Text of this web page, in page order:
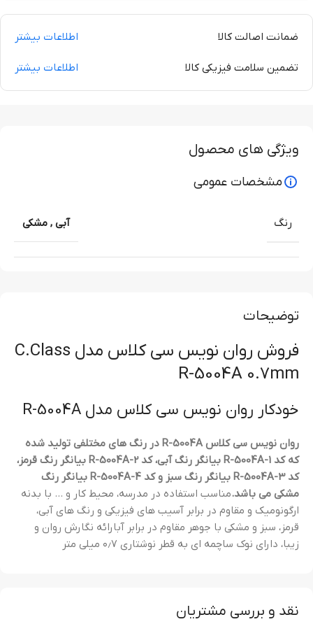
ضمانت اصالت کالا اطلاعات بیشتر
تضمین سلامت فیزیکی کالا اطلاعات بیشتر
توضیحات
فروش روان نویس سی کلاس مدل C.Class
R-5004A 0.7mm
خودکار روان نویس سی کلاس مدل R-5004A
روان نویس سی کلاس R-5004A در رنگ های مختلفی تولید شده
که کد R-5004A-1 بیانگر رنگ آبی، کد R-5004A-2 بیانگر رنگ قرمز،
کد R-5004A-3 بیانگر رنگ سبز و کد R-5004A-4 بیانگر رنگ
مشکی می باشد.مناسب استفاده در مدرسه، محیط کار و … با بدنه
ارگونومیک و مقاوم در برابر آسیب های فیزیکی و رنگ های آبی،
قرمز، سبز و مشکی با جوهر مقاوم در برابر آبارائه نگارش روان و
زیبا، دارای نوک ساچمه ای به قطر نوشتاری ۰٫۷ میلی متر
ویژگی های محصول
مشخصات عمومی
رنگ آبی , مشکی
نقد و بررسی مشتریان